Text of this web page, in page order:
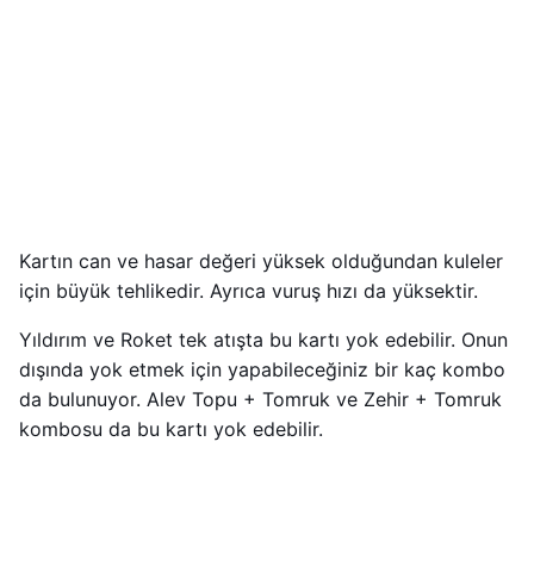
Kartın can ve hasar değeri yüksek olduğundan kuleler
için büyük tehlikedir. Ayrıca vuruş hızı da yüksektir.
Yıldırım ve Roket tek atışta bu kartı yok edebilir. Onun
dışında yok etmek için yapabileceğiniz bir kaç kombo
da bulunuyor. Alev Topu + Tomruk ve Zehir + Tomruk
kombosu da bu kartı yok edebilir.